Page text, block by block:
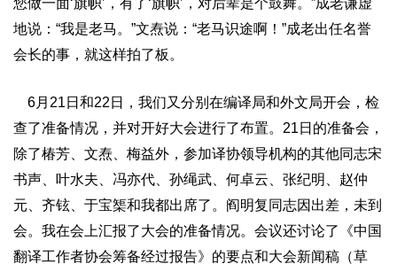
地说：“我是老马。”文焘说：“老马识途啊！”成老出任名誉
会长的事，就这样拍了板。
6月21日和22日，我们又分别在编译局和外文局开会，检
查了准备情况，并对开好大会进行了布置。21日的准备会，
除了椿芳、文焘、梅益外，参加译协领导机构的其他同志宋
书声、叶水夫、冯亦代、孙绳武、何卓云、张纪明、赵仲
元、齐铉、于宝榘和我都出席了。阎明复同志因出差，未到
会。我在会上汇报了大会的准备情况。会议还讨论了《中国
翻译工作者协会筹备经过报告》的要点和大会新闻稿（草